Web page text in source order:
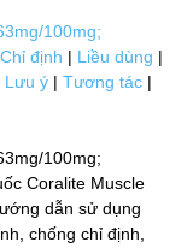
100mg;
Chỉ định | Liều dùng |
Lưu ý | Tương tác |
100mg;
Coralite Muscle
dẫn sử dụng
chống chỉ định,